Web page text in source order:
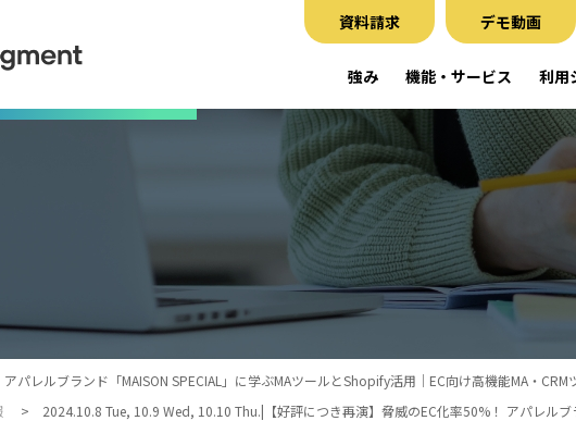
資料請求 デモ動画
強み 機能・サービス 利用
パレルブランド「MAISON SPECIAL」に学ぶMAツールとShopify活用｜EC向け高機能MA・
2024.10.8 Tue, 10.9 Wed, 10.10 Thu.|【好評につき再演】脅威のEC化率50%！ アパレルブ